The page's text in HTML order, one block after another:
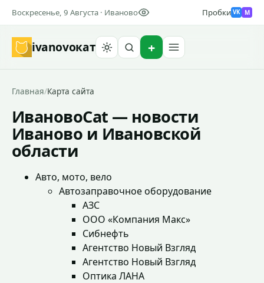
Воскресенье, 9 Августа · Иваново Пробки VK M
ivanovoкат
Главная/Карта сайта
ИвановоCat — новости
Иваново и Ивановской
области
Авто, мото, вело
Автозаправочное оборудование
АЗС
ООО «Компания Макс»
Сибнефть
Агентство Новый Взгляд
Агентство Новый Взгляд
Оптика ЛАНА